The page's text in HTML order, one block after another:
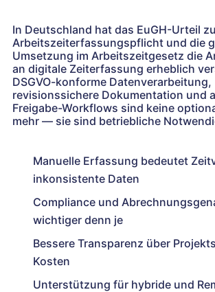
In Deutschland hat das EuGH-Urteil
Arbeitszeiterfassungspflicht und die
Umsetzung im Arbeitszeitgesetz die
an digitale Zeiterfassung erheblich
DSGVO-konforme Datenverarbeitung,
revisionssichere Dokumentation und
Freigabe-Workflows sind keine
mehr — sie sind betriebliche
Manuelle Erfassung bedeutet
inkonsistente Daten
Compliance und
wichtiger denn je
Bessere Transparenz über
Kosten
Unterstützung für hybride und